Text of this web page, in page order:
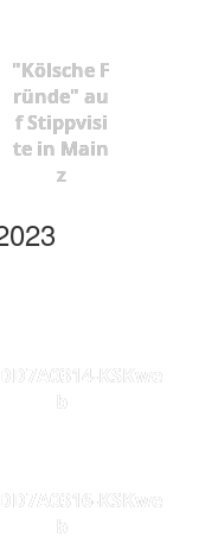
"Kölsche F
ründe" au
f Stippvisi
te in Main
z
KSKwe
b
KSKwe
b